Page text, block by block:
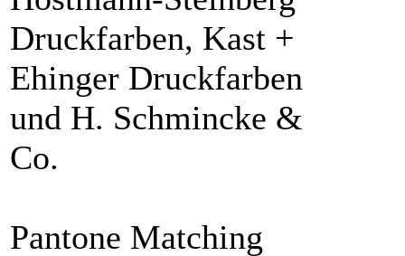
Druckfarben, Kast +
Ehinger Druckfarben
und H. Schmincke &
Co.
Pantone Matching